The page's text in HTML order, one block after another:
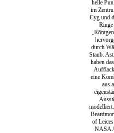
helle
im
Cyg und
durch
Staub.
haben
eine
aus
of
NASA